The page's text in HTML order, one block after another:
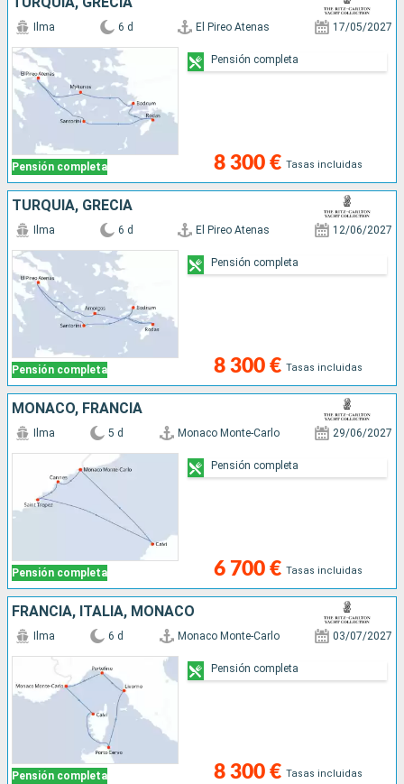
Pensión completa
Ilma 6 d El Pireo Atenas 17/05/2027
8 300 € Tasas incluidas
Pensión completa
TURQUÍA, GRECIA
Pensión completa
Ilma 6 d El Pireo Atenas 12/06/2027
8 300 € Tasas incluidas
Pensión completa
MONACO, FRANCIA
Pensión completa
Ilma 5 d Monaco Monte-Carlo 29/06/2027
6 700 € Tasas incluidas
Pensión completa
FRANCIA, ITALIA, MONACO
Pensión completa
Ilma 6 d Monaco Monte-Carlo 03/07/2027
8 300 € Tasas incluidas
Pensión completa